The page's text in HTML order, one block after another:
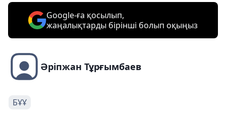
Google-ға қосылып,
жаңалықтарды бірінші болып оқыңыз
Әріпжан Тұрғымбаев
БҰҰ